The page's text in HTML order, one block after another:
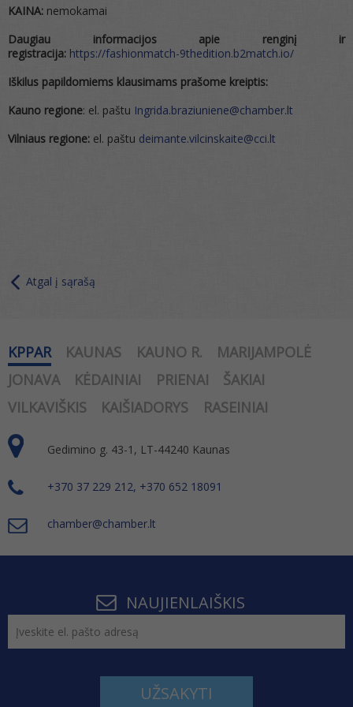
KAINA: nemokamai
Daugiau informacijos apie renginį ir
registracija: https://fashionmatch-9thedition.b2match.io/
Iškilus papildomiems klausimams prašome kreiptis:
Kauno regione: el. paštu Ingrida.braziuniene@chamber.lt
Vilniaus regione: el. paštu deimante.vilcinskaite@cci.lt
Atgal į sąrašą
KPPAR KAUNAS KAUNO R.
MARIJAMPOLĖ
JONAVA
KĖDAINIAI PRIENAI
ŠAKIAI
VILKAVIŠKIS
KAIŠIADORYS RASEINIAI
Gedimino g. 43-1, LT-44240 Kaunas
+370 37 229 212, +370 652 18091
chamber@chamber.lt
NAUJIENLAIŠKIS
UŽSAKYTI